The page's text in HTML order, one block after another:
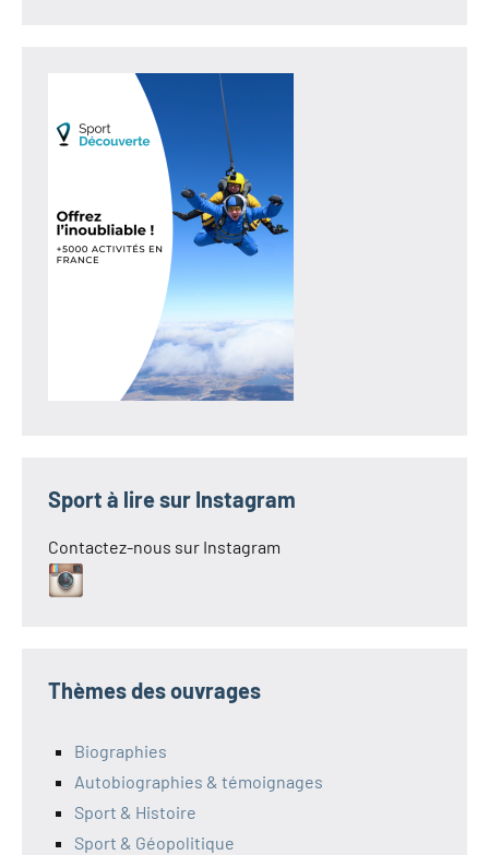
Sport à lire sur Instagram
Contactez-nous sur Instagram
Thèmes des ouvrages
Biographies
Autobiographies & témoignages
Sport & Histoire
Sport & Géopolitique